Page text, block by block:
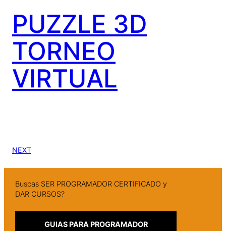
PUZZLE 3D
TORNEO
VIRTUAL
NEXT
Buscas SER PROGRAMADOR CERTIFICADO y
DAR CURSOS?
GUIAS PARA PROGRAMADOR